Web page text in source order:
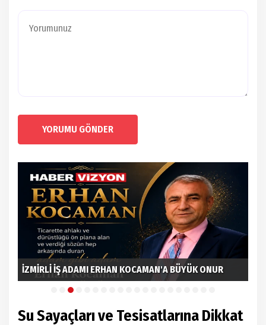
YORUMU GÖNDER
İZMİRLİ İŞ ADAMI ERHAN KOCAMAN'A BÜYÜK ONUR
Su Sayaçları ve Tesisatlarına Dikkat